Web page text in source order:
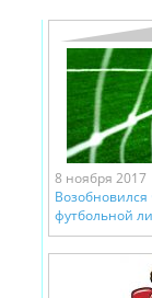
8 ноября 2017
Возобновился
футбольной